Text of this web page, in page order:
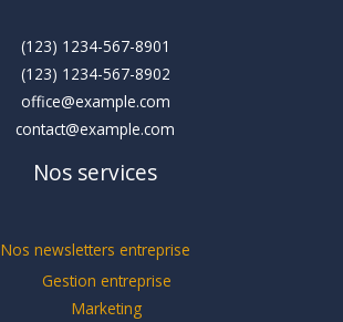
(123) 1234-567-8901
(123) 1234-567-8902
office@example.com
contact@example.com
Nos services
Nos newsletters entreprise
Gestion entreprise
Marketing